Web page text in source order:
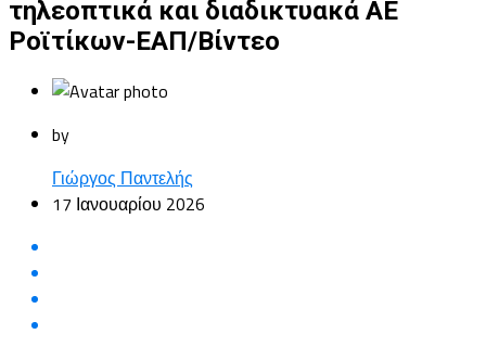
τηλεοπτικά και διαδικτυακά ΑΕ
Ροϊτίκων-ΕΑΠ/Βίντεο
by
Γιώργος Παντελής
17 Ιανουαρίου 2026